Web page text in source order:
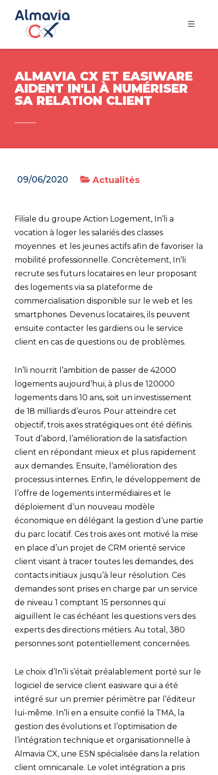
ALMAVIA CX ET EASIWARE
AIDENT IN'LI À NUMÉRISER
SA RELATION CLIENT
09/06/2020 Actualités
Filiale du groupe Action Logement, In’li a
vocation à loger les salariés des classes
moyennes et les jeunes actifs afin de favoriser la
mobilité professionnelle. Concrètement, In’li
recrute ses futurs locataires en leur proposant
des logements via sa plateforme de
commercialisation disponible sur le web et les
smartphones. Devenus locataires, ils peuvent
ensuite contacter les gardiens ou le service
client en cas de questions ou de problèmes.
In’li nourrit l’ambition de passer de 42000
logements aujourd’hui, à plus de 120000
logements dans 10 ans, soit un investissement
de 18 milliards d’euros. Pour atteindre cet
objectif, trois axes stratégiques ont été définis.
Tout d’abord, l’amélioration de la satisfaction
client en répondant mieux et plus rapidement
aux demandes. Ensuite, l’amélioration des
processus internes. Enfin, le développement de
l’offre de logements intermédiaires et le
déploiement d’un nouveau modèle
économique en délégant la gestion d‘une partie
du parc locatif. Ces trois axes ont motivé la mise
en place d’un projet de CRM orienté service
client visant à tracer toutes les demandes, des
contacts initiaux jusqu’à leur résolution. Ces
demandes sont prises en charge par un service
de niveau 1 comptant 15 personnes qui
aiguillent le cas échéant les questions vers des
experts des directions métiers. Au total, 380
personnes sont potentiellement concernées.
Le choix d’In’li s’était préalablement porté sur le
logiciel de service client easiware qui a été
intégré sur un premier périmètre par l’éditeur
lui-même. In’li en a ensuite confié la TMA, la
gestion des évolutions et l’optimisation de
l’intégration technique et organisationnelle à
Almavia CX, une ESN spécialisée dans la relation
client omnicanale. Le volet intégration a pris